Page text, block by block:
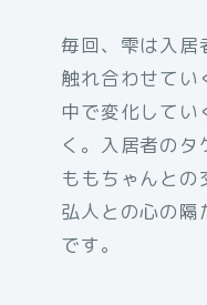
毎回、雫は入居
触れ合わせてい
中で変化してい
く。入居者の
ももちゃんとの
弘人との心の隔
です。